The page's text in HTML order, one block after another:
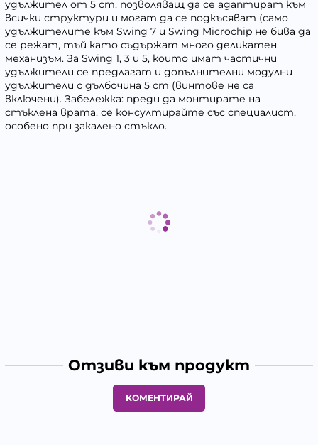
удължител от 5 cm, позволяващ да се адаптират към
всички структури и могат да се подкъсяват (само
удължителите към Swing 7 и Swing Microchip не бива да
се режат, тъй като съдържат много деликатен
механизъм. За Swing 1, 3 и 5, които имат частични
удължители се предлагат и допълнителни модулни
удължители с дълбочина 5 cm (винтове не са
включени). Забележка: преди да монтирате на
стъклена врата, се консултирайте със специалист,
особено при закалено стъкло.
Отзиви към продукт
КОМЕНТИРАЙ